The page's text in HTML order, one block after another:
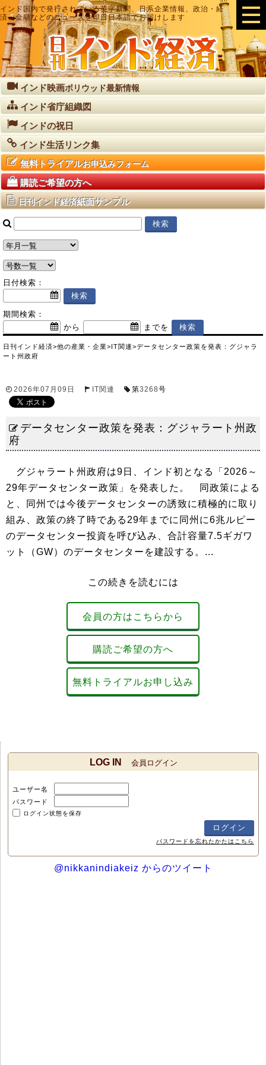
インド国内で発行されている英字新聞、日系企業情報、政治・経
済・金融などのニュースを即日日本語でお届けします
インド映画ボリウッド最新情報
インド省庁組織図
インドの祝日
インド生活リンク集
無料トライアルお申込みフォーム
購読ご希望の方へ
日刊インド経済紙面サンプル
日付検索：
期間検索：
から
までを
日刊インド経済>他の産業・企業>IT関連>データセンター政策を発表：グジャラ
ート州政府
2026年07月09日 IT関連 第3268号
データセンター政策を発表：グジャラート州政
府
グジャラート州政府は9日、インド初となる「2026～
29年データセンター政策」を発表した。 同政策による
と、同州では今後データセンターの誘致に積極的に取り
組み、政策の終了時である29年までに同州に6兆ルピー
のデータセンター投資を呼び込み、合計容量7.5ギガワ
ット（GW）のデータセンターを建設する。...
この続きを読むには
会員の方はこちらから
購読ご希望の方へ
無料トライアルお申し込み
LOG IN 会員ログイン
ユーザー名
パスワード
ログイン状態を保存
パスワードを忘れたかたはこちら
@nikkanindiakeiz からのツイート